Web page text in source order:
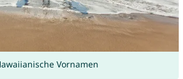
Vornamen